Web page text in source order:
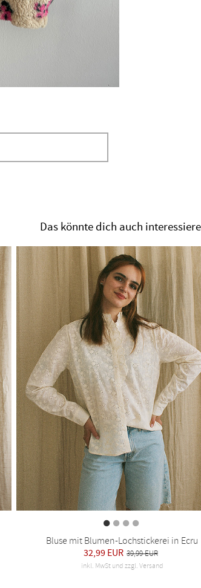
Das könnte dich auch
Bluse mit Blumen-Lochstickerei in Ecru
32,99 EUR 39,99 EUR
inkl. MwSt und zzgl. Versand